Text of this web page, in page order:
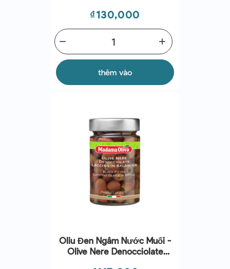
Salamoia 190-300g
Giá
₫130,000
add
remove
thêm vào
Oliu Đen Ngâm Nước Muối -
Olive Nere Denocciolate